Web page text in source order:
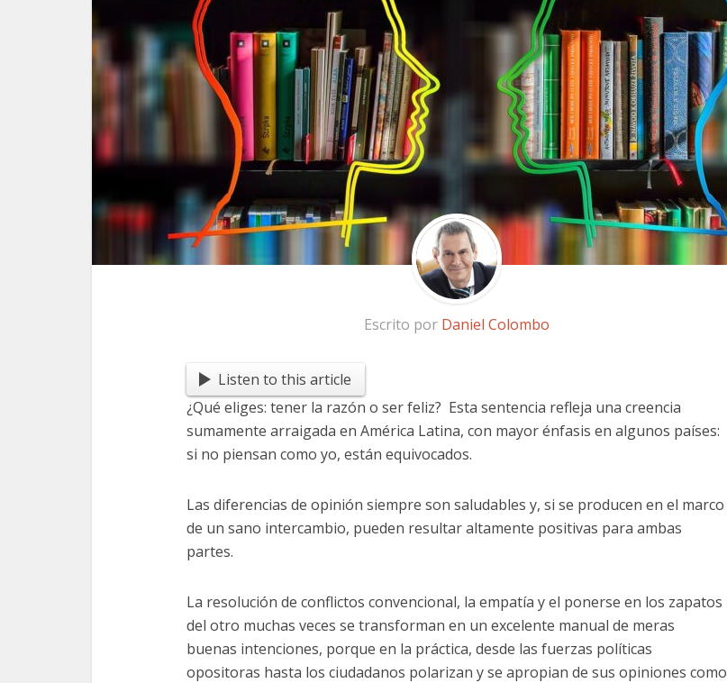
Escrito por Daniel Colombo
Listen to this article
¿Qué eliges: tener la razón o ser feliz? Esta sentencia refleja una creencia
sumamente arraigada en América Latina, con mayor énfasis en algunos países:
si no piensan como yo, están equivocados.
Las diferencias de opinión siempre son saludables y, si se producen en el marco
de un sano intercambio, pueden resultar altamente positivas para ambas
partes.
La resolución de conflictos convencional, la empatía y el ponerse en los zapatos
del otro muchas veces se transforman en un excelente manual de meras
buenas intenciones, porque en la práctica, desde las fuerzas políticas
opositoras hasta los ciudadanos polarizan y se apropian de sus opiniones como